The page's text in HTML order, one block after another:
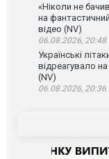
«Ніколи не
на
відео (NV)
06.08.2026, 20:48
Українські
відреагувало
(NV)
06.08.2026, 20:36